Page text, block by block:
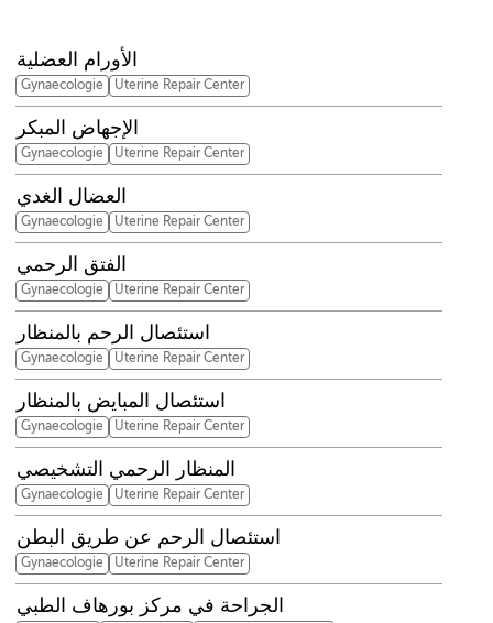
الأورام العضلية
Gynaecologie Uterine Repair Center
الإجهاض المبكر
Gynaecologie Uterine Repair Center
العضال الغدي
Gynaecologie Uterine Repair Center
الفتق الرحمي
Gynaecologie Uterine Repair Center
استئصال الرحم بالمنظار
Gynaecologie Uterine Repair Center
استئصال المبايض بالمنظار
Gynaecologie Uterine Repair Center
المنظار الرحمي التشخيصي
Gynaecologie Uterine Repair Center
استئصال الرحم عن طريق البطن
Gynaecologie Uterine Repair Center
الجراحة في مركز بورهاف الطبي